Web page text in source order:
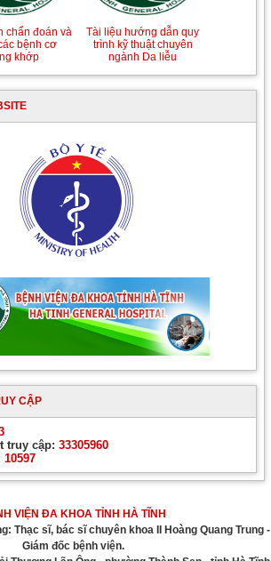
chẩn đoán và
bệnh cơ
khớp
Tài liệu hướng dẫn quy
trình kỹ thuật chuyên
ngành Da liễu
CẬP
truy cập: 33305960
10597
VIỆN ĐA KHOA TỈNH HÀ TĨNH
Thạc sĩ, bác sĩ chuyên khoa II Hoàng Quang Trung -
Giám đốc bệnh viện.